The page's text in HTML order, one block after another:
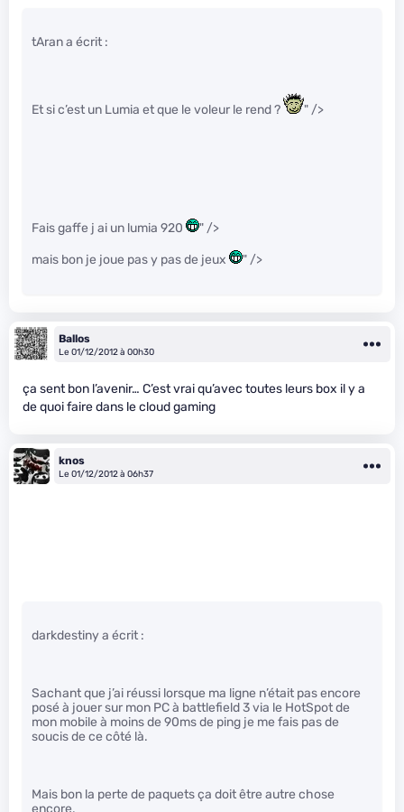
tAran a écrit :
Et si c’est un Lumia et que le voleur le rend ? " />
Fais gaffe j ai un lumia 920 " />
mais bon je joue pas y pas de jeux " />
Ballos
Le 01/12/2012 à 00h30
ça sent bon l’avenir… C’est vrai qu’avec toutes leurs box il y a
de quoi faire dans le cloud gaming
knos
Le 01/12/2012 à 06h37
darkdestiny a écrit :
Sachant que j’ai réussi lorsque ma ligne n’était pas encore
posé à jouer sur mon PC à battlefield 3 via le HotSpot de
mon mobile à moins de 90ms de ping je me fais pas de
soucis de ce côté là.
Mais bon la perte de paquets ça doit être autre chose